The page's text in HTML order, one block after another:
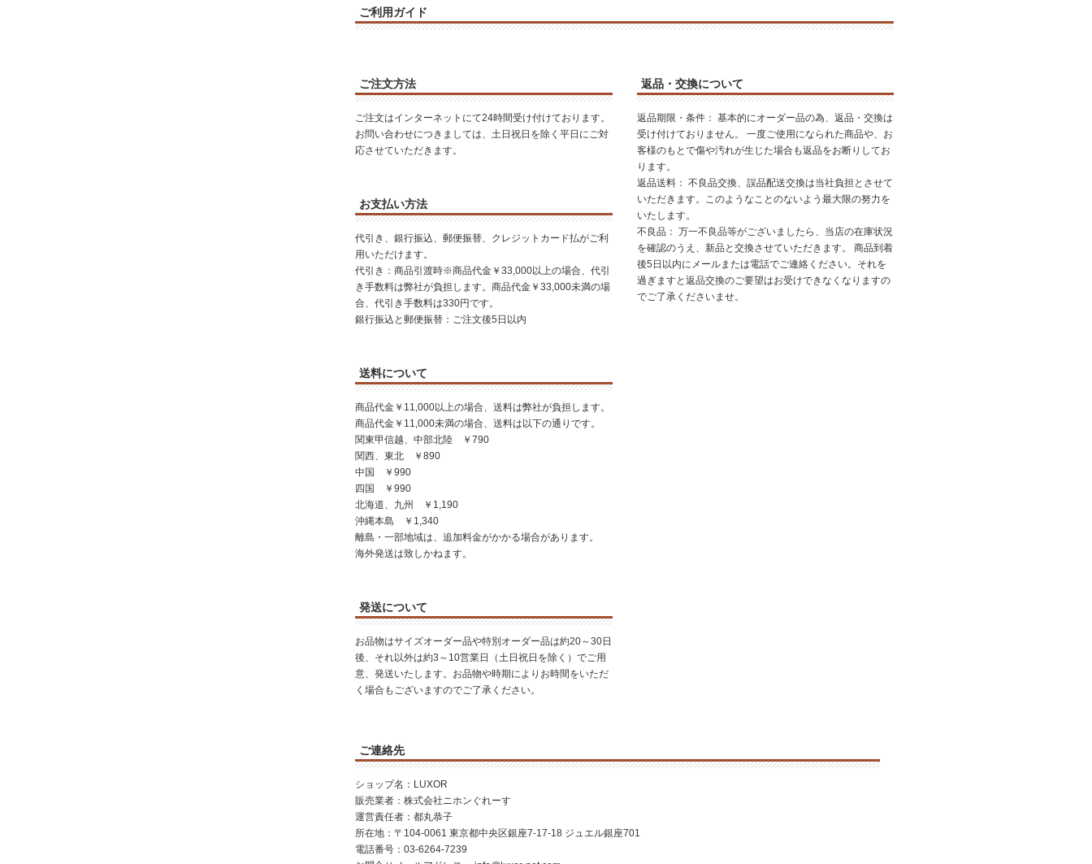
ご利用ガイド
ご注文方法
ご注文はインターネットにて24時間受け付けております。
お問い合わせにつきましては、土日祝日を除く平日にご対
応させていただきます。
お支払い方法
代引き、銀行振込、郵便振替、クレジットカード払がご利
用いただけます。
代引き：商品引渡時※商品代金￥33,000以上の場合、代引
き手数料は弊社が負担します。商品代金￥33,000未満の場
合、代引き手数料は330円です。
銀行振込と郵便振替：ご注文後5日以内
送料について
商品代金￥11,000以上の場合、送料は弊社が負担します。
商品代金￥11,000未満の場合、送料は以下の通りです。
関東甲信越、中部北陸 ￥790
関西、東北 ￥890
中国 ￥990
四国 ￥990
北海道、九州 ￥1,190
沖縄本島 ￥1,340
離島・一部地域は、追加料金がかかる場合があります。
海外発送は致しかねます。
発送について
お品物はサイズオーダー品や特別オーダー品は約20～30日
後、それ以外は約3～10営業日（土日祝日を除く）でご用
意、発送いたします。お品物や時期によりお時間をいただ
く場合もございますのでご了承ください。
返品・交換について
返品期限・条件： 基本的にオーダー品の為、返品・交換は
受け付けておりません。 一度ご使用になられた商品や、お
客様のもとで傷や汚れが生じた場合も返品をお断りしてお
ります。
返品送料： 不良品交換、誤品配送交換は当社負担とさせて
いただきます。このようなことのないよう最大限の努力を
いたします。
不良品： 万一不良品等がございましたら、当店の在庫状況
を確認のうえ、新品と交換させていただきます。 商品到着
後5日以内にメールまたは電話でご連絡ください。それを
過ぎますと返品交換のご要望はお受けできなくなりますの
でご了承くださいませ。
ご連絡先
ショップ名：LUXOR
販売業者：株式会社ニホンぐれーす
運営責任者：都丸恭子
所在地：〒104-0061 東京都中央区銀座7-17-18 ジュエル銀座701
電話番号：03-6264-7239